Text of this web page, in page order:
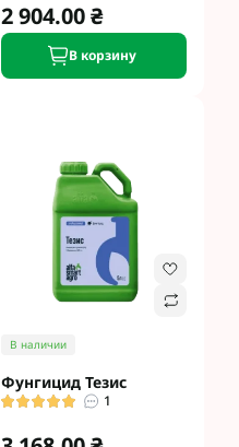
2 904.00 ₴
В корзину
В наличии
Фунгицид Тезис
1